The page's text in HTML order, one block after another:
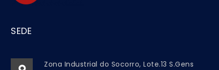
SEDE
Zona Industrial do Socorro, Lote.13 S.Gens